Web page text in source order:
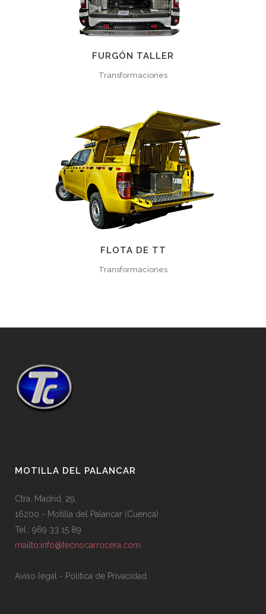
FURGÓN TALLER
Transformaciones
FLOTA DE TT
Transformaciones
MOTILLA DEL PALANCAR
Ctra. Madrid, 29,
16200 - Motilla del Palancar (Cuenca)
Tel.: 969 33 15 89
mailto:info@tecnocarrocera.com
Aviso legal - Politica de Privacidad